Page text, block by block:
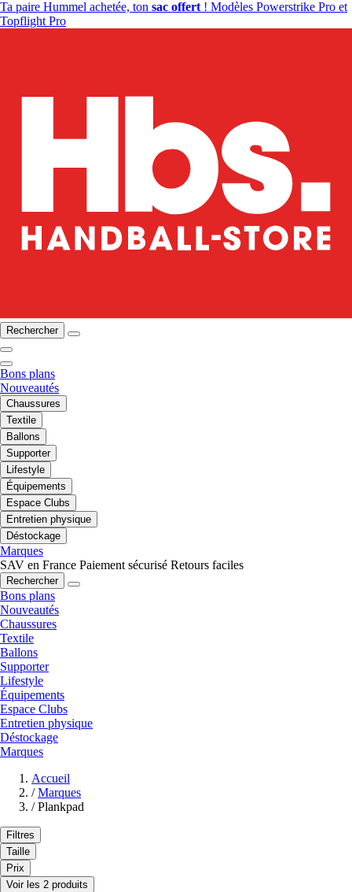
Ta paire Hummel achetée, ton sac offert ! Modèles Powerstrike Pro et
Topflight Pro
Rechercher
Bons plans
Nouveautés
Chaussures
Textile
Ballons
Supporter
Lifestyle
Équipements
Espace Clubs
Entretien physique
Déstockage
Marques
SAV en France Paiement sécurisé Retours faciles
Rechercher
Bons plans
Nouveautés
Chaussures
Textile
Ballons
Supporter
Lifestyle
Équipements
Espace Clubs
Entretien physique
Déstockage
Marques
Accueil
/ Marques
/ Plankpad
Filtres
Taille
Prix
Voir les 2 produits